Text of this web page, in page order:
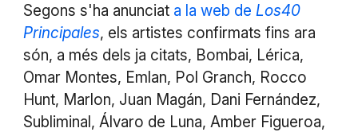
Segons s'ha anunciat a la web de Los40
Principales, els artistes confirmats fins ara
són, a més dels ja citats, Bombai, Lérica,
Omar Montes, Emlan, Pol Granch, Rocco
Hunt, Marlon, Juan Magán, Dani Fernández,
Subliminal, Álvaro de Luna, Amber Figueroa,